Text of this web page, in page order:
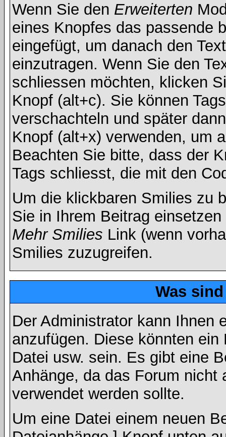
Wenn Sie den Erweiterten
eines Knopfes das passende
eingefügt, um danach den
einzutragen. Wenn Sie den
schliessen möchten, klicken
Knopf (alt+c). Sie können
verschachteln und später
Knopf (alt+x) verwenden, um
Beachten Sie bitte, dass der
Tags schliesst, die mit den
Um die klickbaren Smilies zu
Sie in Ihrem Beitrag
Mehr Smilies Link (wenn
Smilies zuzugreifen.
Was
Der Administrator kann Ihnen
anzufügen. Diese könnten
Datei usw. sein. Es gibt eine
Anhänge, da das Forum nicht
verwendet werden sollte.
Um eine Datei einem neuen